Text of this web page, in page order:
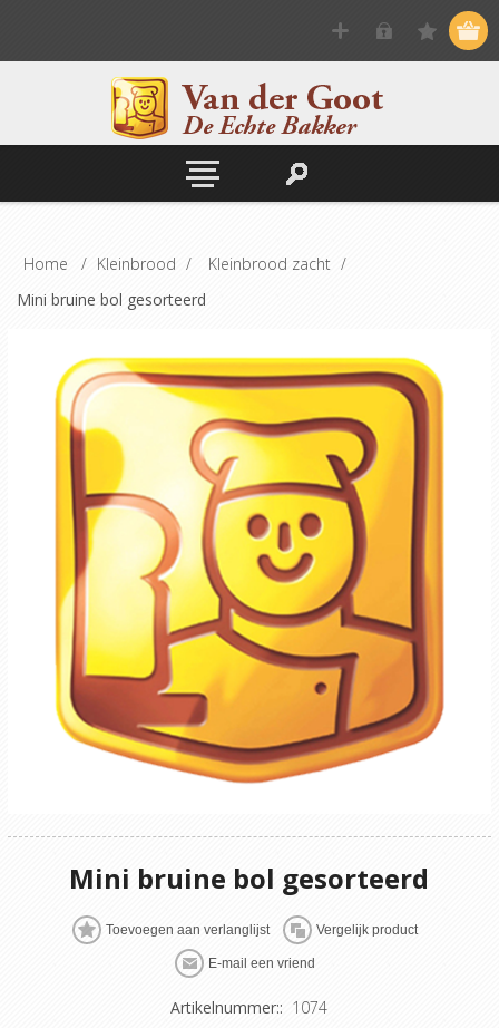
Home / Kleinbrood / Kleinbrood zacht /
Mini bruine bol gesorteerd
Mini bruine bol gesorteerd
Artikelnummer:: 1074